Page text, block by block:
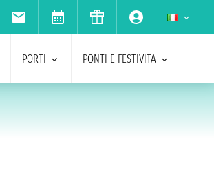
PORTI PONTI E FESTIVITA